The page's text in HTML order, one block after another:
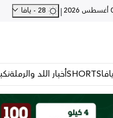
|
SHORTSأخبار اللد والرملة